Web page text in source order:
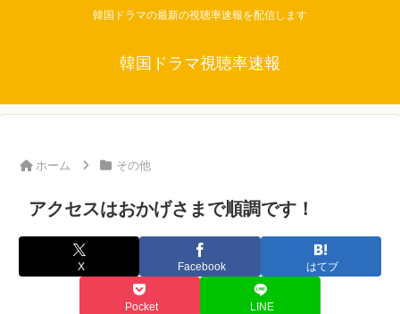
韓国ドラマの最新の視聴率速報を配信します
韓国ドラマ視聴率速報
ホーム その他
アクセスはおかげさまで順調です！
X Facebook はてブ
Pocket LINE